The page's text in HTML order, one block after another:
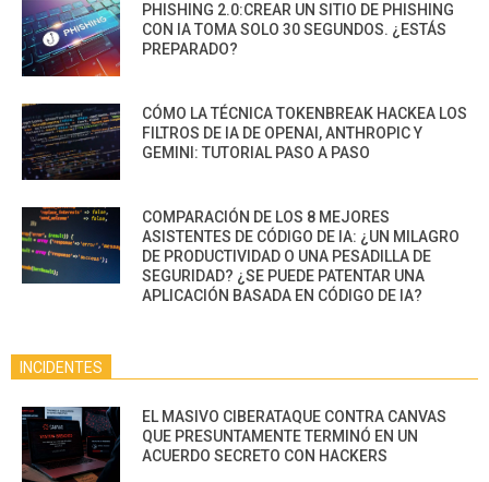
PHISHING 2.0:CREAR UN SITIO DE PHISHING
CON IA TOMA SOLO 30 SEGUNDOS. ¿ESTÁS
PREPARADO?
CÓMO LA TÉCNICA TOKENBREAK HACKEA LOS
FILTROS DE IA DE OPENAI, ANTHROPIC Y
GEMINI: TUTORIAL PASO A PASO
COMPARACIÓN DE LOS 8 MEJORES
ASISTENTES DE CÓDIGO DE IA: ¿UN MILAGRO
DE PRODUCTIVIDAD O UNA PESADILLA DE
SEGURIDAD? ¿SE PUEDE PATENTAR UNA
APLICACIÓN BASADA EN CÓDIGO DE IA?
INCIDENTES
EL MASIVO CIBERATAQUE CONTRA CANVAS
QUE PRESUNTAMENTE TERMINÓ EN UN
ACUERDO SECRETO CON HACKERS